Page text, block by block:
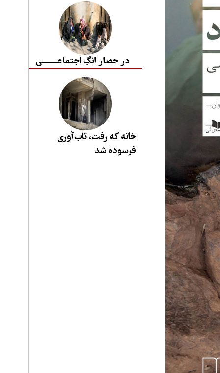
در حصار انگِ اجتماعــــــــی
خانه که رفت، تاب‌آوری
فرسوده شد